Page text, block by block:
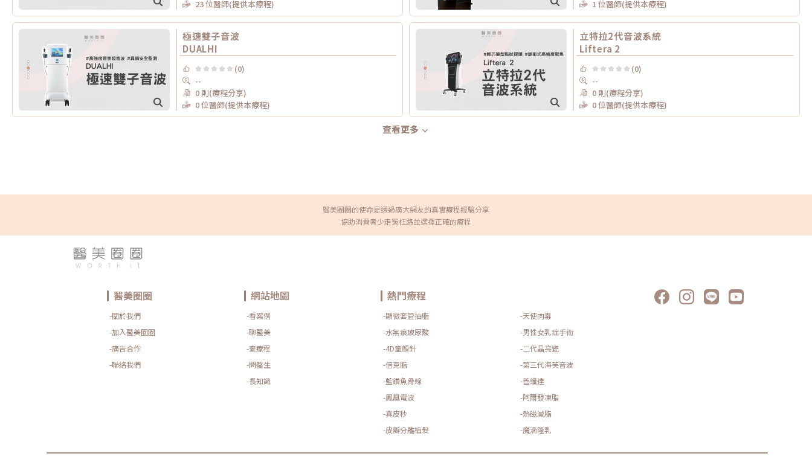
23 位醫師(提供本療程)
1 位醫師(提供本療程)
極速雙子音波
DUALHI
(0)
--
0 則(療程分享)
0 位醫師(提供本療程)
立特拉2代音波系統
Liftera 2
(0)
--
0 則(療程分享)
0 位醫師(提供本療程)
查看更多
醫美圈圈的使命是透過廣大網友的真實療程經驗分享
協助消費者少走冤枉路並選擇正確的療程
醫美圈圈
-關於我們
-加入醫美圈圈
-廣告合作
-聯絡我們
網站地圖
-看案例
-聊醫美
-查療程
-問醫生
-長知識
熱門療程
-顯微套管抽脂
-天使肉毒
-水無痕玻尿酸
-男性女乳症手術
-4D童顏針
-二代晶亮瓷
-倍克脂
-第三代海芙音波
-藍鑽魚骨線
-善纖達
-鳳凰電波
-阿爾發凍脂
-真皮秒
-熱磁減脂
-皮瓣分離植髮
-魔滴隆乳